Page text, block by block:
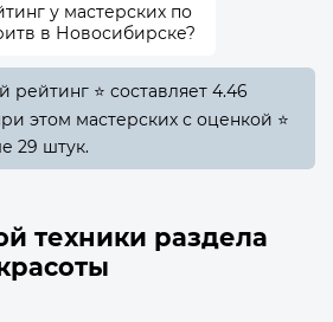
у мастерских по
в Новосибирске?
рейтинг ⭐ составляет 4.46
этом мастерских с оценкой ⭐
29 штук.
техники раздела